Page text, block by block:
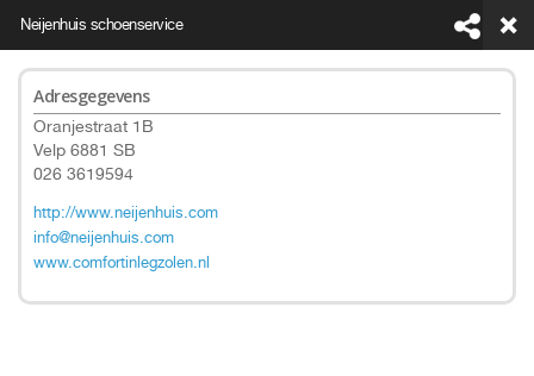
This page can't load Google Maps correctly.
Do you own this website?
Neijenhuis schoenservice
Adresgegevens
Oranjestraat 1B
Velp 6881 SB
026 3619594
http://www.neijenhuis.com
info@neijenhuis.com
www.comfortinlegzolen.nl